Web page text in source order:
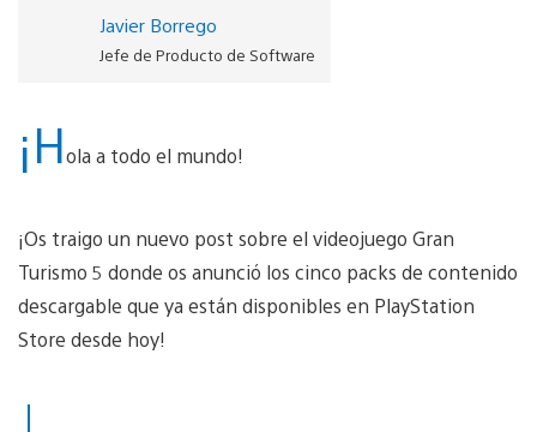
Javier Borrego
Jefe de Producto de Software
¡Hola a todo el mundo!
¡Os traigo un nuevo post sobre el videojuego Gran
Turismo 5 donde os anunció los cinco packs de contenido
descargable que ya están disponibles en PlayStation
Store desde hoy!